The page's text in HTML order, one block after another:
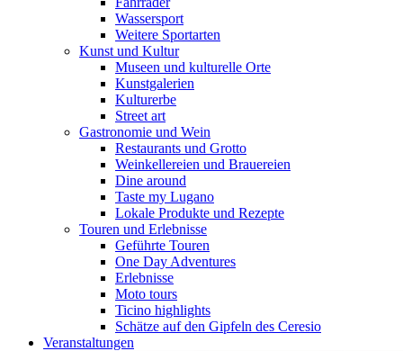
Wassersport
Weitere Sportarten
Kunst und Kultur
Museen und kulturelle Orte
Kunstgalerien
Kulturerbe
Street art
Gastronomie und Wein
Restaurants und Grotto
Weinkellereien und Brauereien
Dine around
Taste my Lugano
Lokale Produkte und Rezepte
Touren und Erlebnisse
Geführte Touren
One Day Adventures
Erlebnisse
Moto tours
Ticino highlights
Schätze auf den Gipfeln des Ceresio
Veranstaltungen